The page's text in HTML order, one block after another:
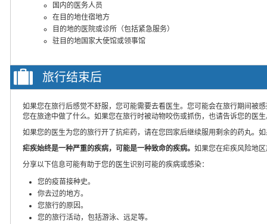
国内的医务人员
在目的地住宿地方
目的地的医院或诊所（包括紧急服务）
驻目的地国家大使馆或领事馆
旅行结束后
如果您在旅行后感觉不舒服，您可能需要去看医生。您可能会在旅行期间被
您在旅途中做了什么。如果您在旅行时被动物咬伤或抓伤，也请告诉您的医
如果您的医生为您的旅行开了抗疟药，请在您回家后继续服用剩余的药丸。
疟疾始终是一种严重的疾病，可能是一种致命的疾病。 如果您在疟疾风险地
分享以下信息可能有助于您的医生识别可能的疾病或感染：
您的疫苗接种史。
你去过的地方。
您旅行的原因。
您的旅行活动，包括游泳、远足等。